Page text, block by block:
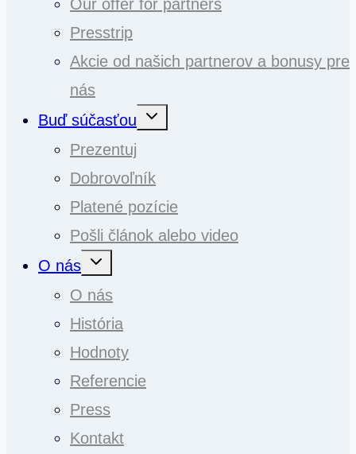
Our offer for partners
Presstrip
Akcie od našich partnerov a bonusy pre
nás
Buď súčasťou
Toggle
child
Prezentuj
Dobrovoľník
Platené pozície
Pošli článok alebo video
O nás
Toggle
child
O nás
História
Hodnoty
Referencie
Press
Kontakt